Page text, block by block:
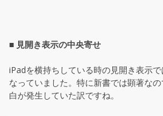
■ 見開き表示の中央寄せ
iPadを横持ちしている時の見開き表示
なっていました。特に新書では顕著な
白が発生していた訳ですね。